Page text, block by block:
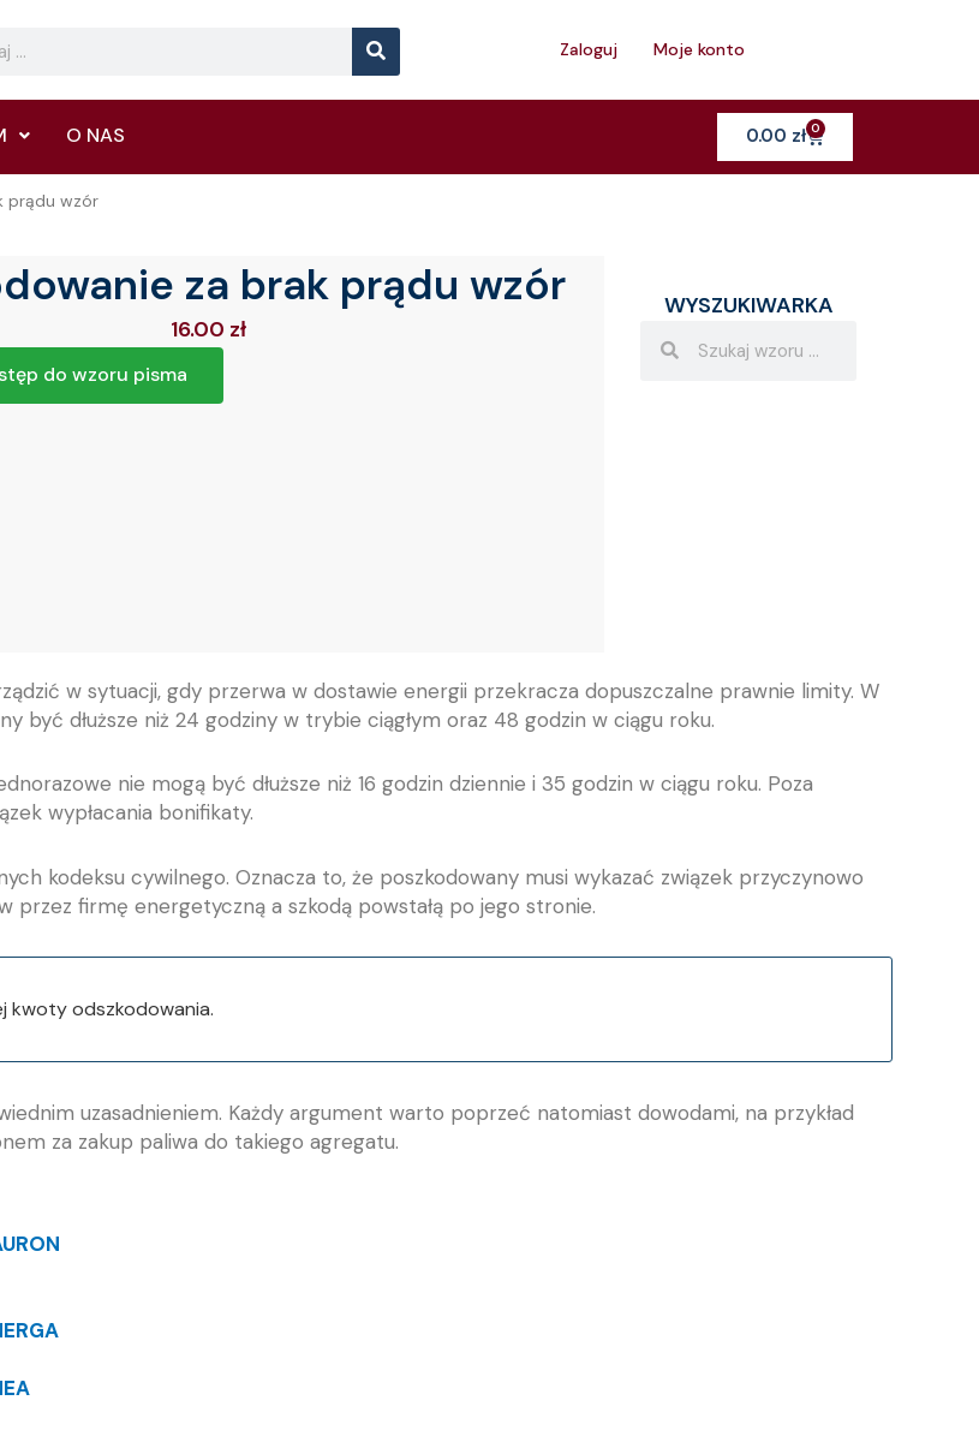
Search
Zaloguj Moje konto
O NAS 0.00 zł 0Cart
prądu wzór
za brak prądu wzór
16.00 zł
do wzoru pisma
WYSZUKIWARKA
w sytuacji, gdy przerwa w dostawie energii przekracza dopuszczalne prawnie limity. W
dłuższe niż 24 godziny w trybie ciągłym oraz 48 godzin w ciągu roku.
nie mogą być dłuższe niż 16 godzin dziennie i 35 godzin w ciągu roku. Poza
wypłacania bonifikaty.
kodeksu cywilnego. Oznacza to, że poszkodowany musi wykazać związek przyczynowo
firmę energetyczną a szkodą powstałą po jego stronie.
kwoty odszkodowania.
uzasadnieniem. Każdy argument warto poprzeć natomiast dowodami, na przykład
za zakup paliwa do takiego agregatu.